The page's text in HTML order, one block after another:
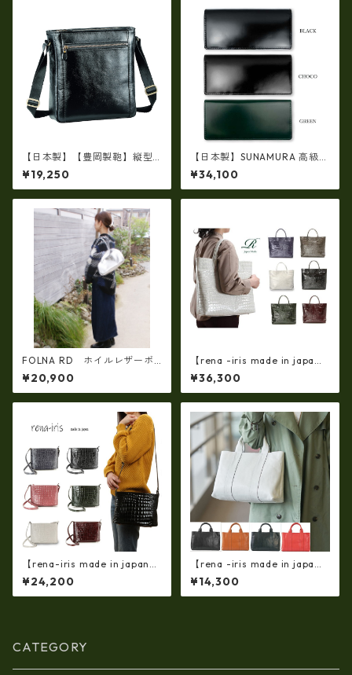
【日本製】【豊岡製鞄】縦型
ショルダーバッグ メンズ 上質
な牛革を使った大人の本革メ
ンズショルダー bz-16453
¥19,250
【日本製】SUNAMURA 高級レ
ザー コードバン 長財布（札入
れ二つ折り） ly-1000
¥34,100
FOLNA RD ホイルレザーボ
ストンバッグ S-SIZE SILVER
fo- 083338
¥20,900
【rena -iris made in japa
n】【日本製】牛革エナメルク
ロコ・ 軽量ラージサイズ・ト
ートバッグ ir-667
¥36,300
【rena-iris made in japan】
牛革製品・エナメルクロコ・
ショルダーバッグ(日本製）ir-
4042
¥24,200
【rena -iris made in japa
n】【日本製】軽量☆牛革製
品・ヌメ革製・手提げトート
バッグ(A4サイズ） ir-01
¥14,300
CATEGORY